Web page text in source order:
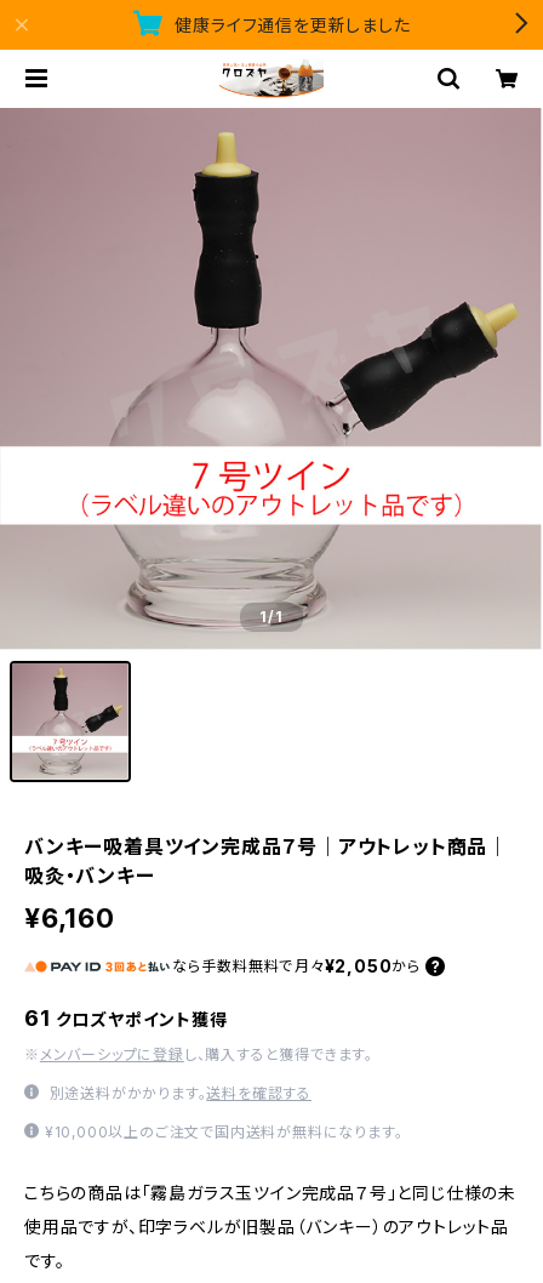
健康ライフ通信を更新しました
1/1
バンキー吸着具ツイン完成品７号｜アウトレット商品｜
吸灸・バンキー
¥6,160
なら 手数料無料で 月々¥2,050から
61 クロズヤポイント獲得
※ メンバーシップに登録 し、購入すると獲得できます。
別途送料がかかります。送料を確認する
¥10,000以上のご注文で国内送料が無料になります。
こちらの商品は「霧島ガラス玉ツイン完成品７号」と同じ仕様の未
使用品ですが、印字ラベルが旧製品（バンキー）のアウトレット品
です。